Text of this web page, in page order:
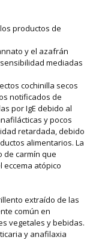
productos de
y el azafrán
mediadas
cochinilla secos
notificados de
por IgE debido al
y pocos
retardada, debido
alimentarios. La
de carmín que
atópico
extraído de las
común en
vegetales y bebidas.
y anafilaxia